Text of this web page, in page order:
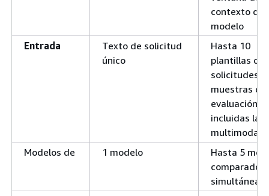
contexto del
modelo
Entrada
Texto de solicitud
único
Hasta 10
plantillas de
solicitudes
muestras de
evaluación,
incluidas las
Modelos de
1 modelo
Hasta 5
comparados